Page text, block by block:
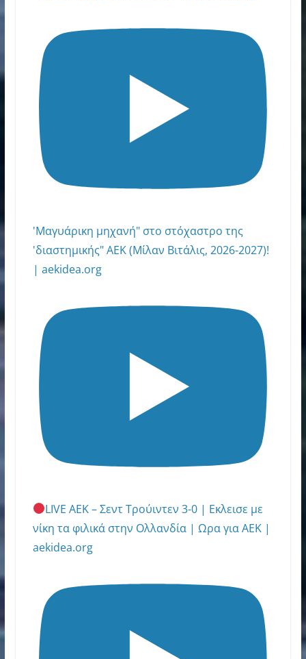
'Μαγυάρικη μηχανή" στο στόχαστρο της
'διαστημικής" ΑΕΚ (Μίλαν Βιτάλις, 2026-2027)!
| aekidea.org
LIVE ΑΕΚ – Σεντ Τρούιντεν 3-0 | Εκλεισε με
νίκη τα φιλικά στην Ολλανδία | Ωρα για ΑΕΚ |
aekidea.org